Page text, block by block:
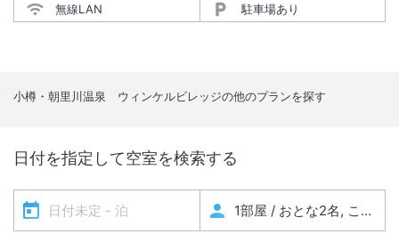
無線LAN 駐車場あり
小樽・朝里川温泉 ウィンケルビレッジの他のプランを探す
日付を指定して空室を検索する